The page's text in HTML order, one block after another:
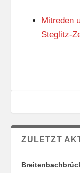
S
O
N
Mitreden
Steglitz-
ZULETZT